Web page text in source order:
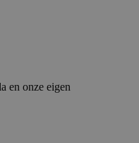
en onze eigen